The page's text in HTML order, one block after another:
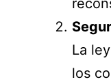
La
los